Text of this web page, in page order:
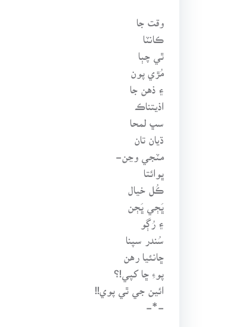
وقت جا
ڪانٽا
ٿي چٻا
مُڙي پون
۽ ذهن جا
اذيتناڪ
سڀ لمحا
ڌيان تان
ڀوائتا
ڪُل خيال
ڀَڄي ڀَڄن
۽ رُڳو
سُندر سپنا
ڇانئيا رهن
پوءِ ڇا کپي!؟
ائين جي ٿي پوي!!
-*-